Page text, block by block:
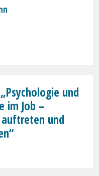
und
im Job –
auftreten und